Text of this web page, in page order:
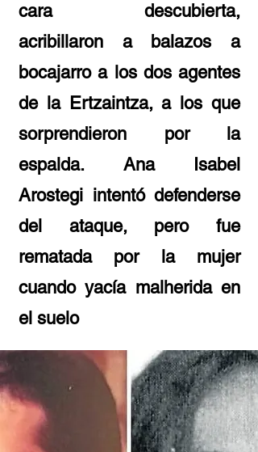
cara descubierta,
acribillaron a balazos a
bocajarro a los dos agentes
de la Ertzaintza, a los que
sorprendieron por la
espalda. Ana Isabel
Arostegi intentó defenderse
del ataque, pero fue
rematada por la mujer
cuando yacía malherida en
el suelo